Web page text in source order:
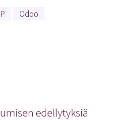
Odoo
edellytyksiä